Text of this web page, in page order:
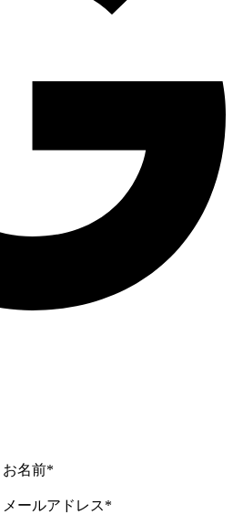
お名前*
メールアドレス*